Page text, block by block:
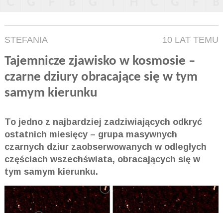
STEFANIA 10 LAT TEMU
Tajemnicze zjawisko w kosmosie –
czarne dziury obracające się w tym
samym kierunku
To jedno z najbardziej zadziwiających odkryć
ostatnich miesięcy – grupa masywnych
czarnych dziur zaobserwowanych w odległych
częściach wszechświata, obracających się w
tym samym kierunku.